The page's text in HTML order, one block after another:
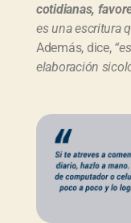
cotidianas,
es una escritura
Además, dice,
elaboración